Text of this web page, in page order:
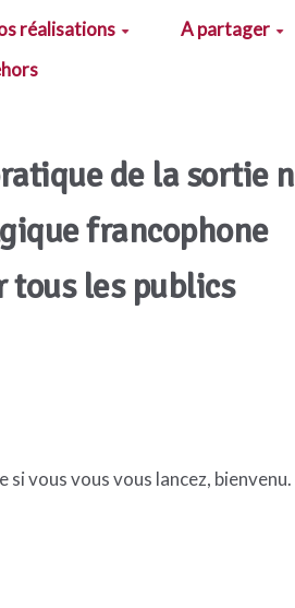
réalisations
A partager
de la sortie
francophone
tous les publics
vous vous vous lancez,